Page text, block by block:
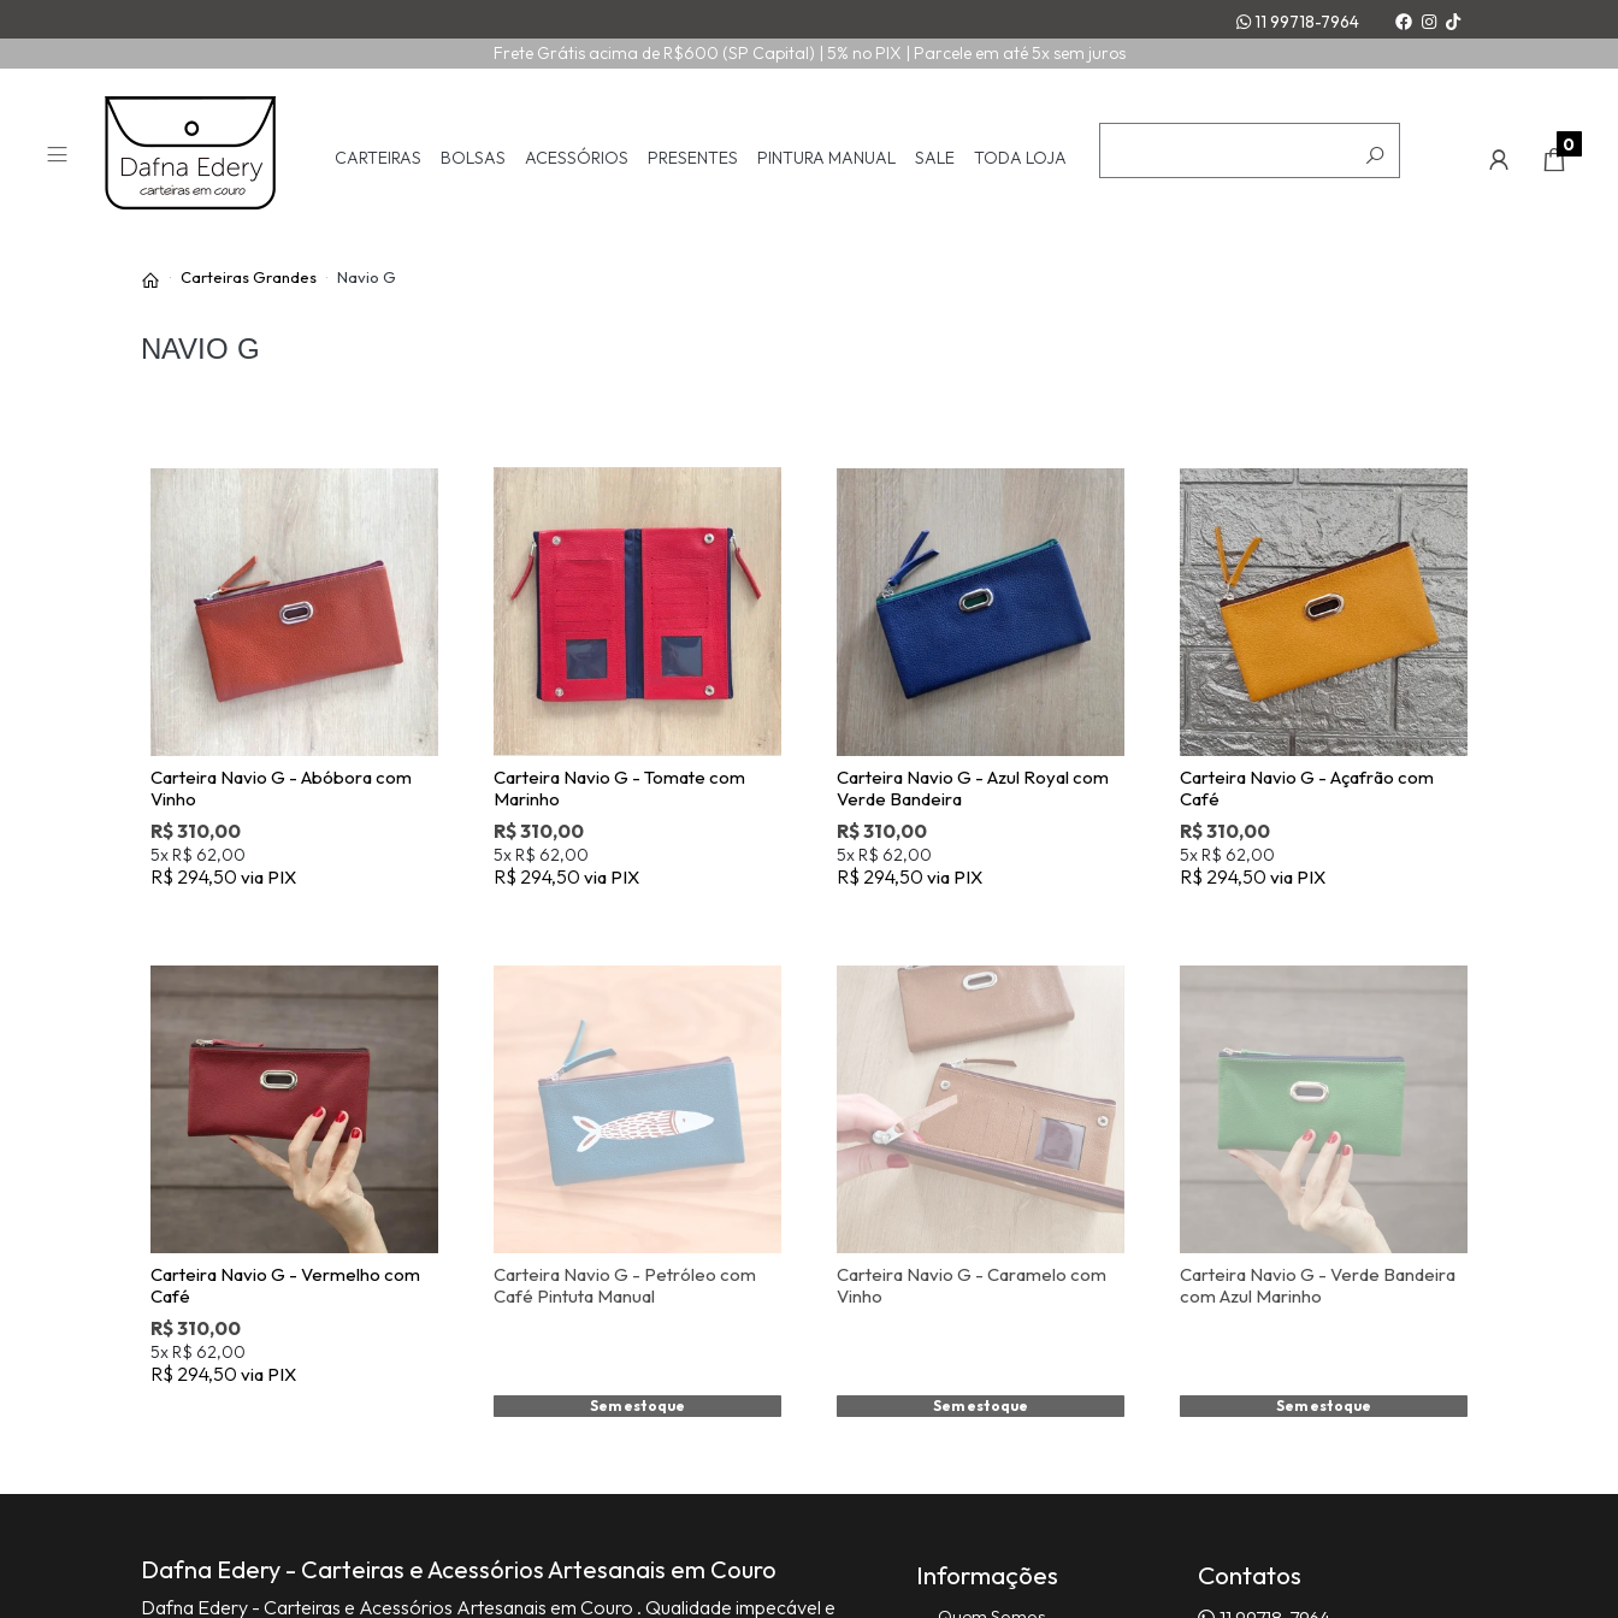
Frete Grátis acima de R$600 (SP Capital) | 5% no PIX | Parcele em até 5x sem juros
11 99718-7964
0
CARTEIRAS BOLSAS ACESSÓRIOS PRESENTES PINTURA MANUAL SALE TODA LOJA
Carteiras Grandes Navio G
NAVIO G
Carteira Navio G - Abóbora com
Vinho
R$ 310,00
5x R$ 62,00
R$ 294,50 via PIX
Carteira Navio G - Tomate com
Marinho
R$ 310,00
5x R$ 62,00
R$ 294,50 via PIX
Carteira Navio G - Azul Royal com
Verde Bandeira
R$ 310,00
5x R$ 62,00
R$ 294,50 via PIX
Carteira Navio G - Açafrão com
Café
R$ 310,00
5x R$ 62,00
R$ 294,50 via PIX
Carteira Navio G - Vermelho com
Café
R$ 310,00
5x R$ 62,00
R$ 294,50 via PIX
Carteira Navio G - Petróleo com
Café Pintuta Manual
Sem estoque
Carteira Navio G - Caramelo com
Vinho
Sem estoque
Carteira Navio G - Verde Bandeira
com Azul Marinho
Sem estoque
Contatos
Informações
Dafna Edery - Carteiras e Acessórios Artesanais em Couro
Dafna Edery - Carteiras e Acessórios Artesanais em Couro . Qualidade impecável e